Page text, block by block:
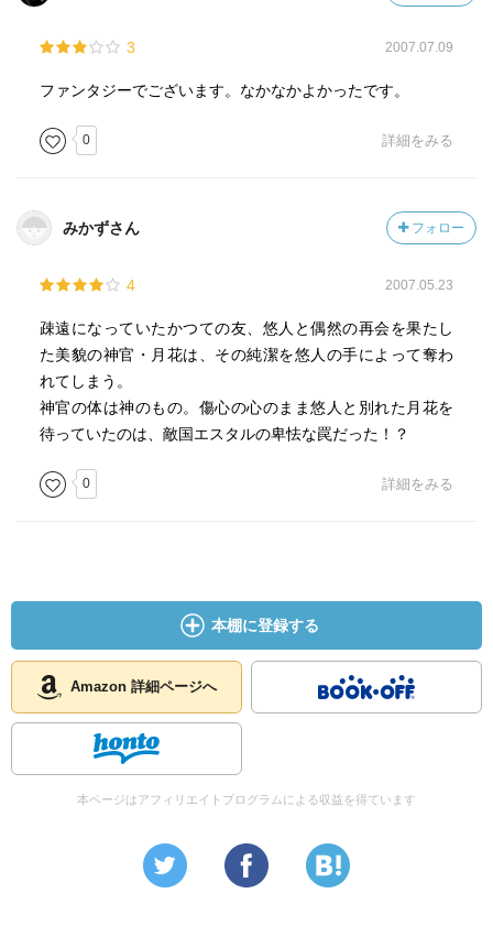
3 2007.07.09
ファンタジーでございます。なかなかよかったです。
0 詳細をみる
みかずさん フォロー
4 2007.05.23
疎遠になっていたかつての友、悠人と偶然の再会を果たし
た美貌の神官・月花は、その純潔を悠人の手によって奪わ
れてしまう。
神官の体は神のもの。傷心の心のまま悠人と別れた月花を
待っていたのは、敵国エスタルの卑怯な罠だった！？
0 詳細をみる
本棚に登録する
Amazon 詳細ページへ
本ページはアフィリエイトプログラムによる収益を得ています